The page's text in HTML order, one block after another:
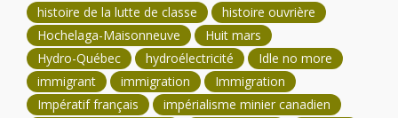
histoire de la lutte de classe
histoire ouvrière
Hochelaga-Maisonneuve
Huit mars
Hydro-Québec
hydroélectricité
Idle no more
immigrant
immigration
Immigration
Impératif français
impérialisme minier canadien